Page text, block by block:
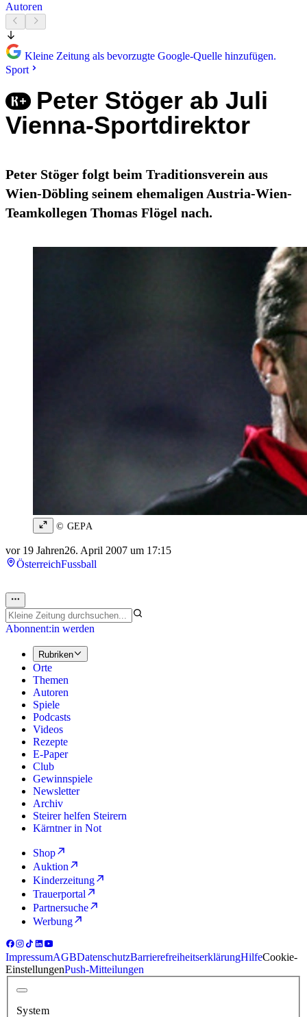
Autoren
Kleine Zeitung als bevorzugte Google-Quelle hinzufügen.
Sport
Peter Stöger ab Juli
Vienna-Sportdirektor
Peter Stöger folgt beim Traditionsverein aus
Wien-Döbling seinem ehemaligen Austria-Wien-
Teamkollegen Thomas Flögel nach.
© GEPA
vor 19 Jahren26. April 2007 um 17:15
ÖsterreichFussball
Abonnent:in werden
Rubriken
Orte
Themen
Autoren
Spiele
Podcasts
Videos
Rezepte
E-Paper
Club
Gewinnspiele
Newsletter
Archiv
Steirer helfen Steirern
Kärntner in Not
Shop
Auktion
Kinderzeitung
Trauerportal
Partnersuche
Werbung
ImpressumAGBDatenschutzBarrierefreiheitserklärungHilfeCookie-
EinstellungenPush-Mitteilungen
System